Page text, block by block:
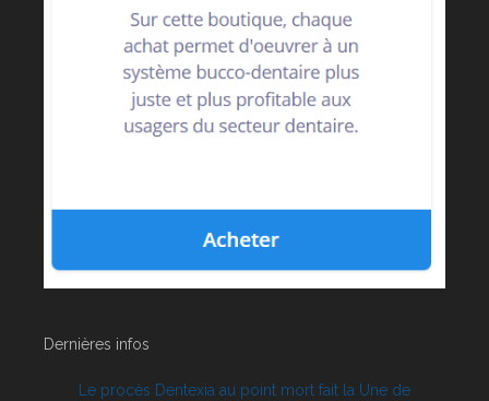
Dernières infos
Le procès Dentexia au point mort fait la Une de